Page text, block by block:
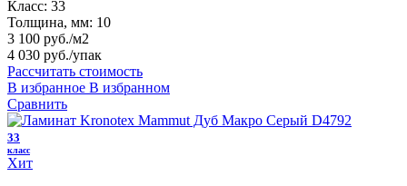
Класс: 33
Толщина, мм: 10
3 100 руб./м2
4 030 руб./упак
Рассчитать стоимость
В избранное В избранном
Сравнить
33
класс
Хит